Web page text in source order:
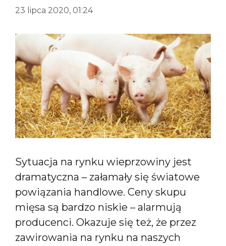
23 lipca 2020, 01:24
Sytuacja na rynku wieprzowiny jest
dramatyczna – załamały się światowe
powiązania handlowe. Ceny skupu
mięsa są bardzo niskie – alarmują
producenci. Okazuje się też, że przez
zawirowania na rynku na naszych